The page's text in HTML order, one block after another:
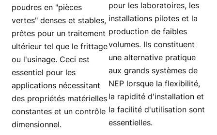
poudres en "pièces
vertes" denses et stables,
prêtes pour un traitement
ultérieur tel que le frittage
ou l'usinage. Ceci est
essentiel pour les
applications nécessitant
des propriétés matérielles
constantes et un contrôle
dimensionnel.
pour les laboratoires, les
installations pilotes et la
production de faibles
volumes. Ils constituent
une alternative pratique
aux grands systèmes de
NEP lorsque la flexibilité,
la rapidité d'installation et
la facilité d'utilisation sont
essentielles.